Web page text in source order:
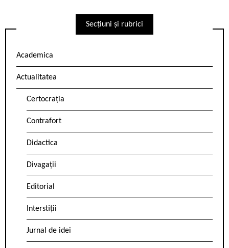
Secțiuni și rubrici
Academica
Actualitatea
Certocrația
Contrafort
Didactica
Divagații
Editorial
Interstiții
Jurnal de idei